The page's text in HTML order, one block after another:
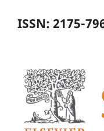
ISSN: 2175-